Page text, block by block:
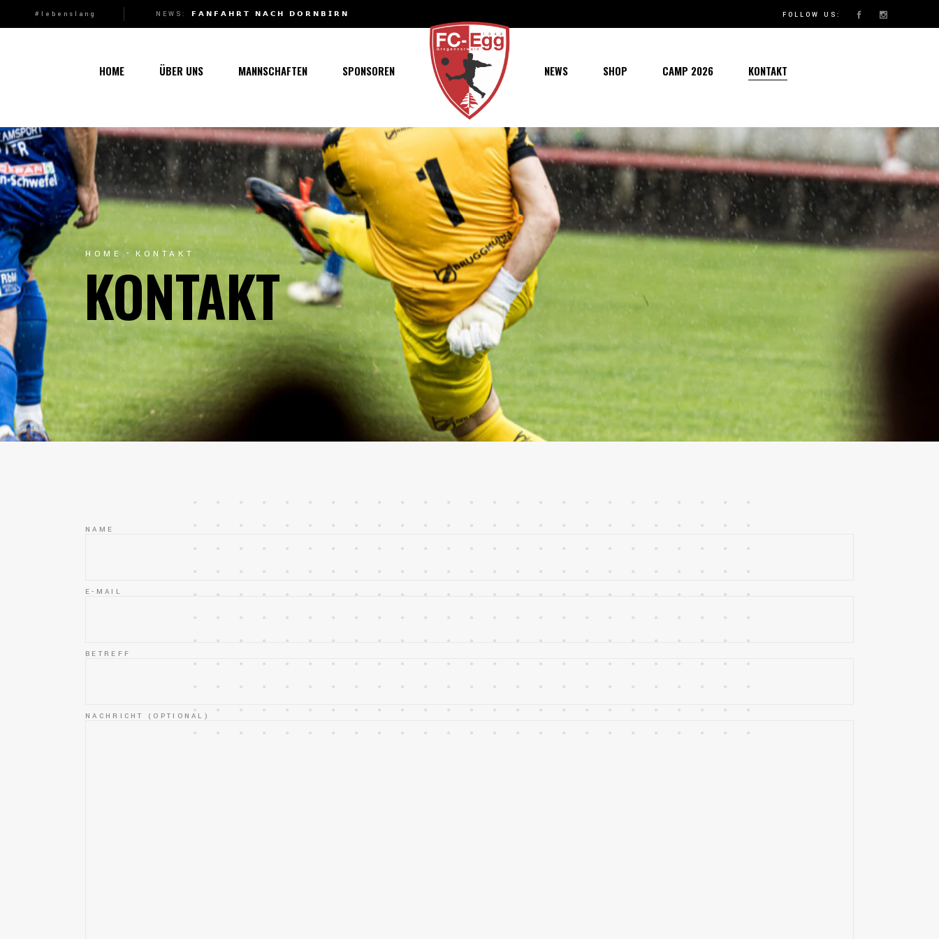
#lebenslang NEWS:VORBEREITUNG 2026: KURS AUF DIE NEUE SAISON 𝗙𝗔𝗡𝗙𝗔𝗛𝗥𝗧 𝗡𝗔𝗖𝗛 𝗗𝗢𝗥𝗡𝗕𝗜𝗥𝗡 FOLLOW US:
HOME ÜBER UNS
Über uns
Vorstand
Geschichte
Junkerau
MANNSCHAFTEN
1. Mannschaft
1b-Mannschaft
Nachwuchs
SPONSOREN NEWS SHOP CAMP 2026 KONTAKT
Über uns
1. Mannschaft
HOME KONTAKT
KONTAKT
NAME
E-MAIL
BETREFF
NACHRICHT (OPTIONAL)